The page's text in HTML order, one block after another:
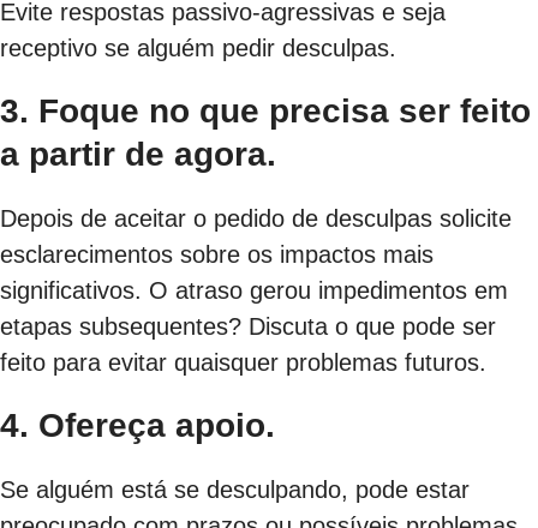
Evite respostas passivo-agressivas e seja
receptivo se alguém pedir desculpas.
3. Foque no que precisa ser feito
a partir de agora.
Depois de aceitar o pedido de desculpas solicite
esclarecimentos sobre os impactos mais
significativos. O atraso gerou impedimentos em
etapas subsequentes? Discuta o que pode ser
feito para evitar quaisquer problemas futuros.
4. Ofereça apoio.
Se alguém está se desculpando, pode estar